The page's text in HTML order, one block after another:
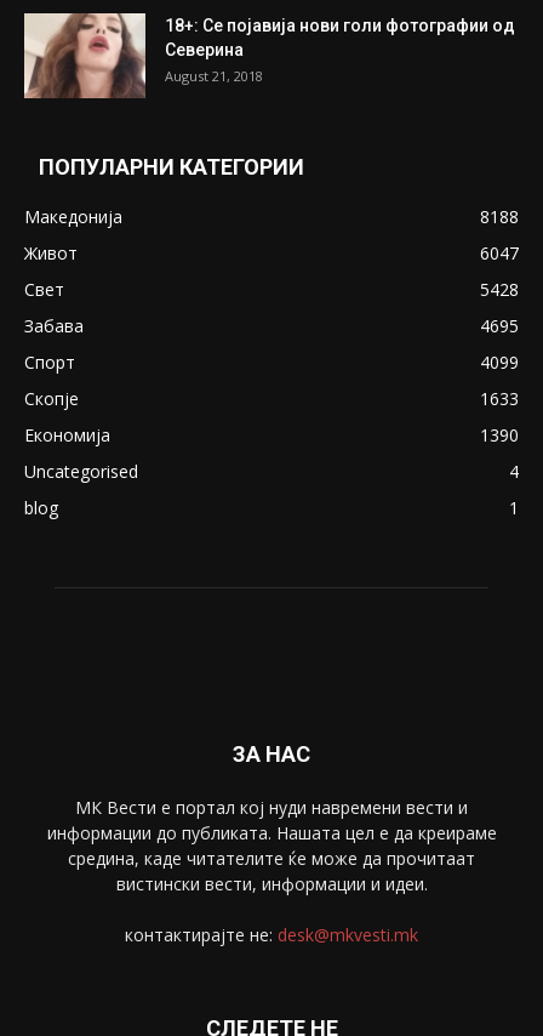
18+: Се појавија нови голи фотографии од
Северина
August 21, 2018
ПОПУЛАРНИ КАТЕГОРИИ
Македонија
8188
Живот
6047
Свет
5428
Забава
4695
Спорт
4099
Скопје
1633
Економија
1390
Uncategorised
4
blog
1
ЗА НАС
МК Вести е портал коj нуди навремени вести и
информации до публиката. Нашата цел е да креираме
средина, каде читателите ќе може да прочитаат
вистински вести, информации и идеи.
контактирајте не: desk@mkvesti.mk
СЛЕДЕТЕ НЕ